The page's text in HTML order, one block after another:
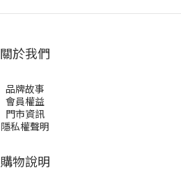
關於我們
品牌故事
會員權益
門市資訊
隱私權聲明
購物說明